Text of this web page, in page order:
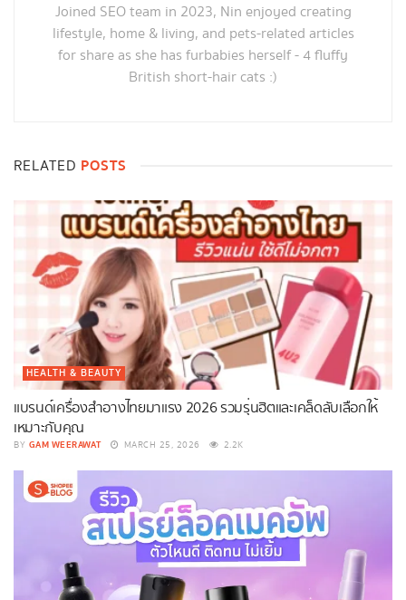
Joined SEO team in 2023, Nin enjoyed creating
lifestyle, home & living, and pets-related articles
for share as she has furbabies herself - 4 fluffy
British short-hair cats :)
RELATED POSTS
HEALTH & BEAUTY
แบรนด์เครื่องสำอางไทยมาแรง 2026 รวมรุ่นฮิตและเคล็ดลับเลือกให้
เหมาะกับคุณ
BY GAM WEERAWAT MARCH 25, 2026 2.2K